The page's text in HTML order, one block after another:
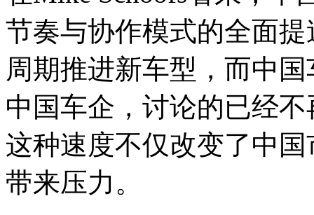
节奏与协作模式的全面
周期推进新车型，而中
中国车企，讨论的已经不
这种速度不仅改变了中
带来压力。